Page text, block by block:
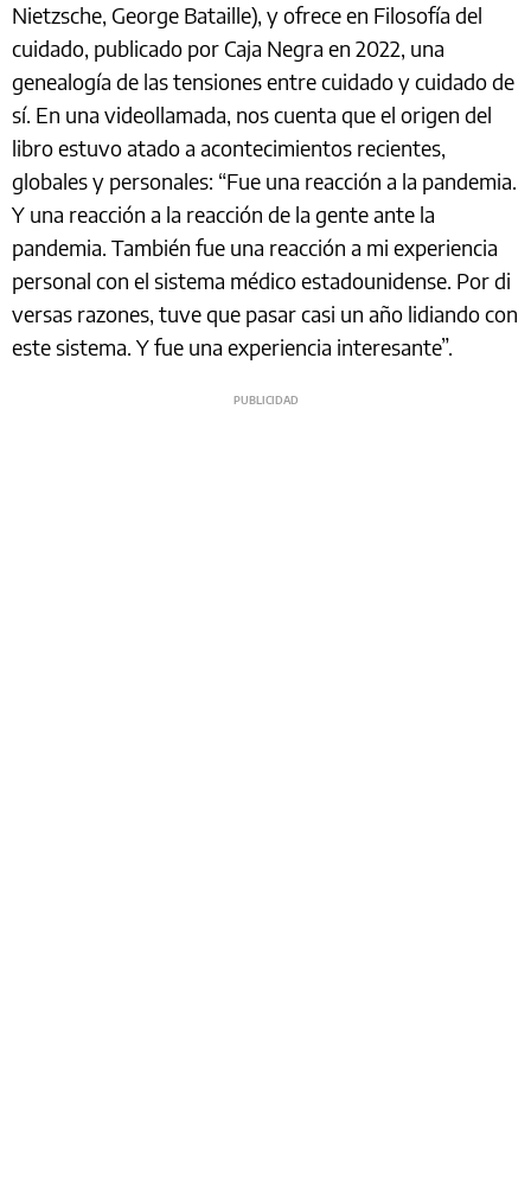
Nietzsche, George Bataille), y ofrece en Filosofía del
cuidado, publicado por Caja Negra en 2022, una
genealogía de las tensiones entre cuidado y cuidado de
sí. En una videollamada, nos cuenta que el origen del
libro estuvo atado a acontecimientos recientes,
globales y personales: “Fue una reacción a la pandemia.
Y una reacción a la reacción de la gente ante la
pandemia. También fue una reacción a mi experiencia
personal con el sistema médico estadounidense. Por di
versas razones, tuve que pasar casi un año lidiando con
este sistema. Y fue una experiencia interesante”.